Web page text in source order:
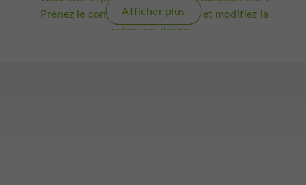
Prenez le contrôle de votre fiche et modifiez la
selon vos désirs...
Afficher plus